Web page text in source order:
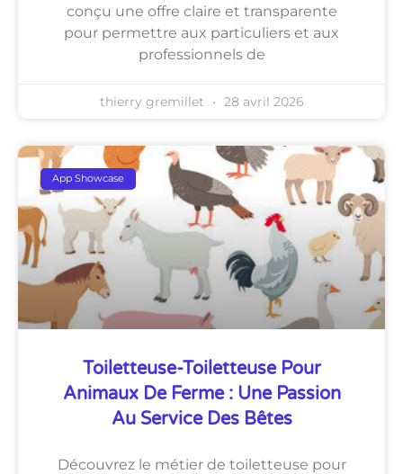
conçu une offre claire et transparente
pour permettre aux particuliers et aux
professionnels de
thierry gremillet 28 avril 2026
App Showcase
Toiletteuse-Toiletteuse Pour
Animaux De Ferme : Une Passion
Au Service Des Bêtes
Découvrez le métier de toiletteuse pour